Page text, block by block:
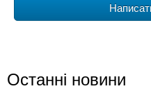
Останні новини